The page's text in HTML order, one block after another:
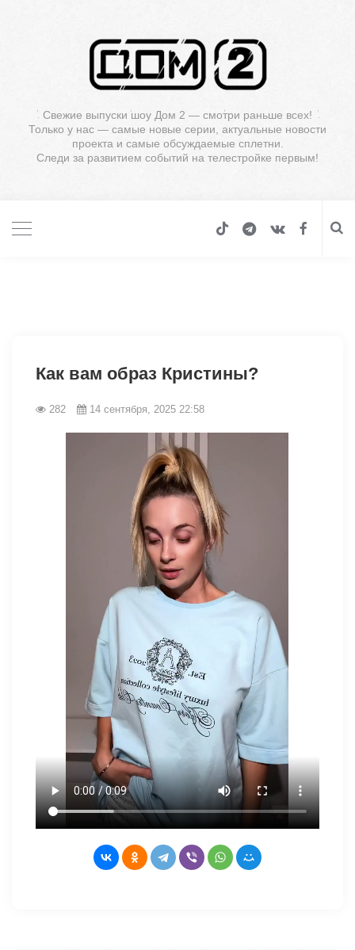
Свежие выпуски шоу Дом 2 — смотри раньше всех!
Только у нас — самые новые серии, актуальные новости
проекта и самые обсуждаемые сплетни.
Следи за развитием событий на телестройке первым!
Как вам образ Кристины?
282 14 сентября, 2025 22:58